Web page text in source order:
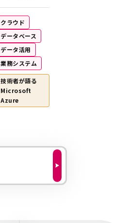
クラウド
データベース
データ活用
業務システム
技術者が語る
Microsoft
Azure